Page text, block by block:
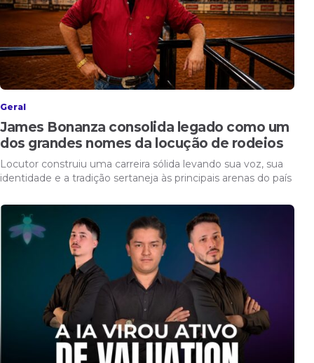
Geral
James Bonanza consolida legado como um
dos grandes nomes da locução de rodeios
Locutor construiu uma carreira sólida levando sua voz, sua
identidade e a tradição sertaneja às principais arenas do país